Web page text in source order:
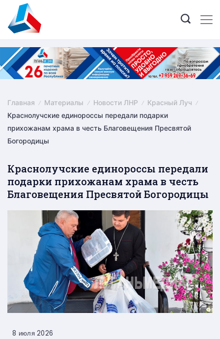
content
Главная Материалы Новости ЛНР
Красный Луч
Краснолучские единороссы передали подарки
прихожанам храма в честь Благовещения Пресвятой
Богородицы
Краснолучские единороссы передали
подарки прихожанам храма в честь
Благовещения Пресвятой Богородицы
8 июля 2026